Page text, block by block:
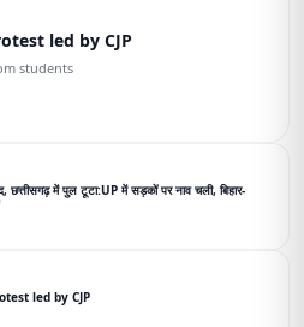
addresses the protest led by CJP
students
छत्तीसगढ़ में पुल टूटा:UP में सड़कों पर नाव चली, बिहार-
addresses the protest led by CJP